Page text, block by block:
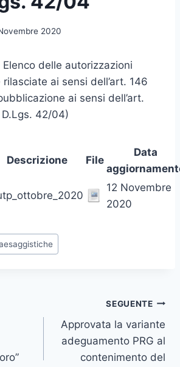
2020
delle autorizzazioni
ai sensi dell’art. 146
ai sensi dell’art.
42/04)
Descrizione File
Data
12 Novembre
2020
SEGUENTE
Approvata la variante
adeguamento PRG al
contenimento del